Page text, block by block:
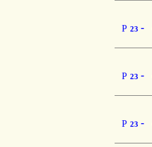
P 23 -
P 23 -
P 23 -